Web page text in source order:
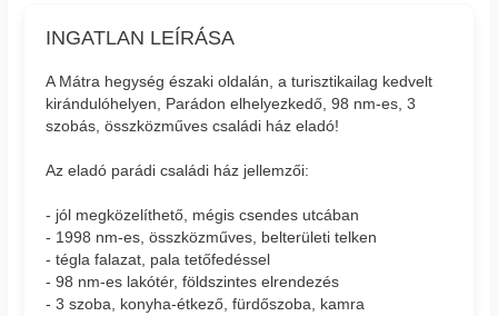
INGATLAN LEÍRÁSA
A Mátra hegység északi oldalán, a turisztikailag kedvelt
kirándulóhelyen, Parádon elhelyezkedő, 98 nm-es, 3
szobás, összközműves családi ház eladó!
Az eladó parádi családi ház jellemzői:
- jól megközelíthető, mégis csendes utcában
- 1998 nm-es, összközműves, belterületi telken
- tégla falazat, pala tetőfedéssel
- 98 nm-es lakótér, földszintes elrendezés
- 3 szoba, konyha-étkező, fürdőszoba, kamra